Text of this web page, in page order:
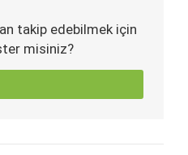
takip edebilmek için
misiniz?